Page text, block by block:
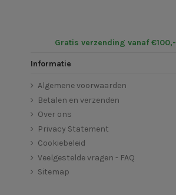
Gratis verzending vanaf €100,-
Informatie
Algemene voorwaarden
Betalen en verzenden
Over ons
Privacy Statement
Cookiebeleid
Veelgestelde vragen - FAQ
Sitemap